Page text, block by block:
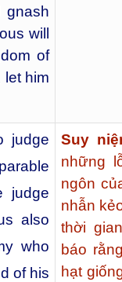
gnash
will
of
let him
judge
judge
also
who
of his
Suy
những
ngôn
nhẫn
thời
báo
hạt